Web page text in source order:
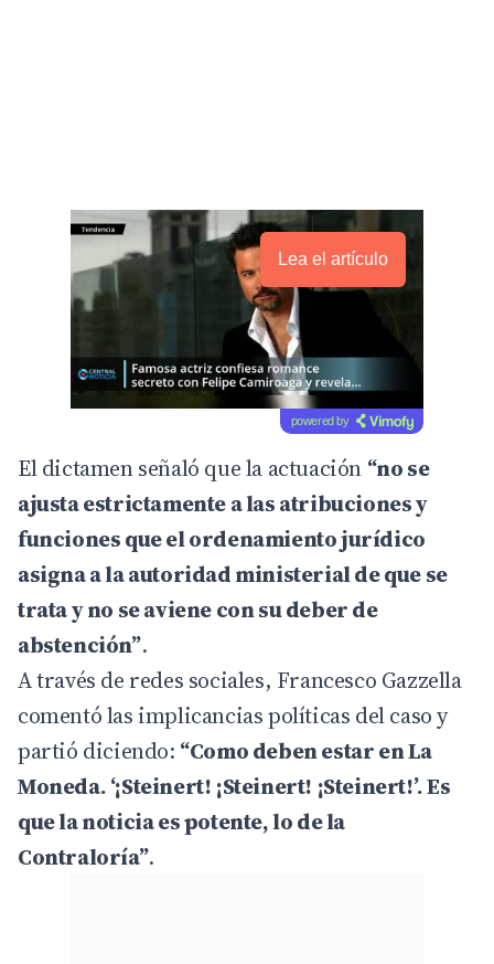
Lea el artículo
powered by
El dictamen señaló que la actuación “no se
ajusta estrictamente a las atribuciones y
funciones que el ordenamiento jurídico
asigna a la autoridad ministerial de que se
trata y no se aviene con su deber de
abstención”.
A través de redes sociales, Francesco Gazzella
comentó las implicancias políticas del caso y
partió diciendo: “Como deben estar en La
Moneda. ‘¡Steinert! ¡Steinert! ¡Steinert!’. Es
que la noticia es potente, lo de la
Contraloría”.